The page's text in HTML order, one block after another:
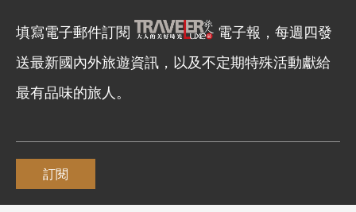
填寫電子郵件訂閱
電子報，每週四發
送最新國內外旅遊資訊，以及不定期特殊活動獻給
最有品味的旅人。
訂閱